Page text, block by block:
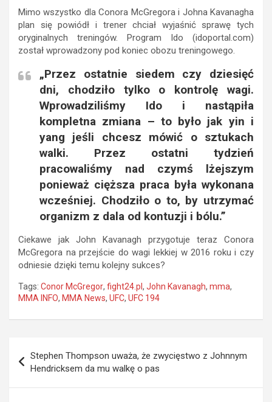
Mimo wszystko dla Conora McGregora i Johna Kavanagha
plan się powiódł i trener chciał wyjaśnić sprawę tych
oryginalnych treningów. Program Ido (idoportal.com)
został wprowadzony pod koniec obozu treningowego.
„Przez ostatnie siedem czy dziesięć
dni, chodziło tylko o kontrolę wagi.
Wprowadziliśmy Ido i nastąpiła
kompletna zmiana – to było jak yin i
yang jeśli chcesz mówić o sztukach
walki. Przez ostatni tydzień
pracowaliśmy nad czymś lżejszym
ponieważ cięższa praca była wykonana
wcześniej. Chodziło o to, by utrzymać
organizm z dala od kontuzji i bólu.”
Ciekawe jak John Kavanagh przygotuje teraz Conora
McGregora na przejście do wagi lekkiej w 2016 roku i czy
odniesie dzięki temu kolejny sukces?
Tags: Conor McGregor, fight24.pl , John Kavanagh, mma,
MMA INFO, MMA News, UFC, UFC 194
wpisu
Stephen Thompson uważa, że zwycięstwo z Johnnym
Hendricksem da mu walkę o pas